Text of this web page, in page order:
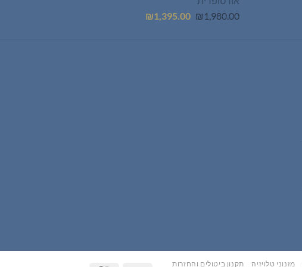
₪ 1,980.00
המחיר
₪1,395.00
המחיר
מזנוני טלויזיה תקנון ביטולים והחזרות